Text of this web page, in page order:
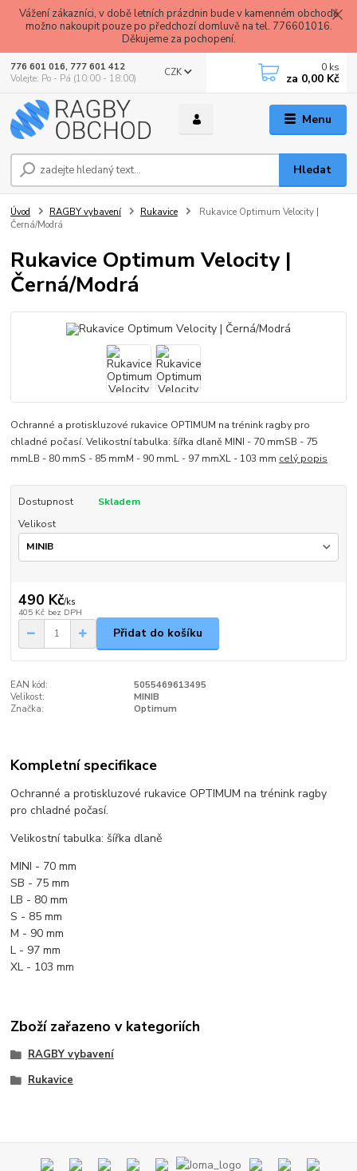
Vážení zákazníci, v době letních prázdnin bude v kamenném obchodě
možno nakoupit pouze po předchozí domluvě na tel. 776601016.
Děkujeme za pochopení.
Menu
CZK
Hledat
776 601 016, 777 601 412
Volejte: Po - Pá (10:00 - 18:00)
0 ks
za 0,00 Kč
Úvod RAGBY vybavení Rukavice
Rukavice Optimum Velocity |
Černá/Modrá
Rukavice Optimum Velocity |
Černá/Modrá
Ochranné a protiskluzové rukavice OPTIMUM na trénink ragby pro
chladné počasí. Velikostní tabulka: šířka dlaně MINI - 70 mmSB - 75
mmLB - 80 mmS - 85 mmM - 90 mmL - 97 mmXL - 103 mm celý popis
Dostupnost
Skladem
Velikost
490 Kč/ks
405 Kč bez DPH
Přidat do košíku
EAN kód:
5055469613495
Velikost:
MINIB
Značka:
Optimum
Kompletní specifikace
Ochranné a protiskluzové rukavice OPTIMUM na trénink ragby
pro chladné počasí.
Velikostní tabulka: šířka dlaně
MINI - 70 mm
SB - 75 mm
LB - 80 mm
S - 85 mm
M - 90 mm
L - 97 mm
XL - 103 mm
Zboží zařazeno v kategoriích
RAGBY vybavení
Rukavice